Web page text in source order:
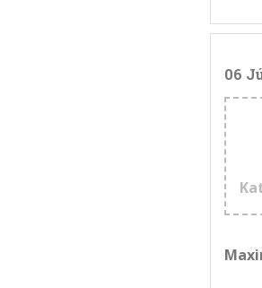
06